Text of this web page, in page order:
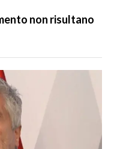
non risultano